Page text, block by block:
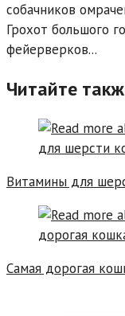
собачников
Грохот большого
фейерверков...
Читайте
Витамины для
Самая дорогая